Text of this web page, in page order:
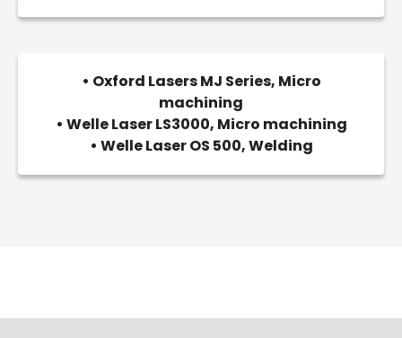
• Oxford Lasers MJ Series, Micro
machining
• Welle Laser LS3000, Micro machining
• Welle Laser OS 500, Welding